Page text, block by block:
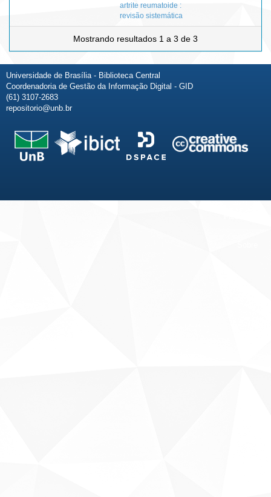
artrite reumatoide :
revisão sistemática
Mostrando resultados 1 a 3 de 3
Universidade de Brasília - Biblioteca Central
Coordenadoria de Gestão da Informação Digital - GID
(61) 3107-2683
repositorio@unb.br